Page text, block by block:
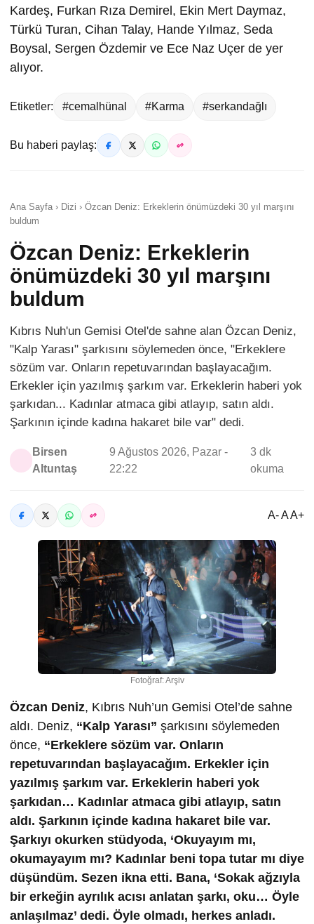
Kardeş, Furkan Rıza Demirel, Ekin Mert Daymaz,
Türkü Turan, Cihan Talay, Hande Yılmaz, Seda
Boysal, Sergen Özdemir ve Ece Naz Uçer de yer
alıyor.
Etiketler: #cemalhünal #Karma #serkandağlı
Bu haberi paylaş:
Ana Sayfa › Dizi › Özcan Deniz: Erkeklerin önümüzdeki 30 yıl marşını
buldum
Özcan Deniz: Erkeklerin
önümüzdeki 30 yıl marşını
buldum
Kıbrıs Nuh'un Gemisi Otel'de sahne alan Özcan Deniz,
"Kalp Yarası" şarkısını söylemeden önce, "Erkeklere
sözüm var. Onların repetuvarından başlayacağım.
Erkekler için yazılmış şarkım var. Erkeklerin haberi yok
şarkıdan... Kadınlar atmaca gibi atlayıp, satın aldı.
Şarkının içinde kadına hakaret bile var" dedi.
Birsen
Altuntaş
9 Ağustos 2026, Pazar -
22:22
3 dk
okuma
A- A A+
Fotoğraf: Arşiv
Özcan Deniz, Kıbrıs Nuh’un Gemisi Otel’de sahne
aldı. Deniz, “Kalp Yarası” şarkısını söylemeden
önce, “Erkeklere sözüm var. Onların
repetuvarından başlayacağım. Erkekler için
yazılmış şarkım var. Erkeklerin haberi yok
şarkıdan… Kadınlar atmaca gibi atlayıp, satın
aldı. Şarkının içinde kadına hakaret bile var.
Şarkıyı okurken stüdyoda, ‘Okuyayım mı,
okumayayım mı? Kadınlar beni topa tutar mı diye
düşündüm. Sezen ikna etti. Bana, ‘Sokak ağzıyla
bir erkeğin ayrılık acısı anlatan şarkı, oku… Öyle
anlaşılmaz’ dedi. Öyle olmadı, herkes anladı.